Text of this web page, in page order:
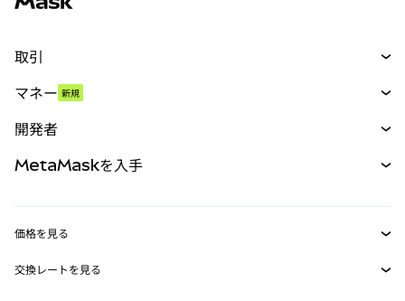
取引
パーペチュアル
RWA
マネー 新規
開発者
MetaMask Connect
MetaMaskを入手
価格を見る
イーサリアムの価格
交換レートを見る